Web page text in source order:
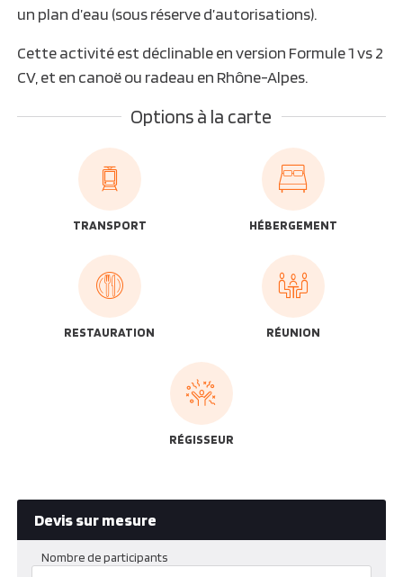
un plan d’eau (sous réserve d’autorisations).
Cette activité est déclinable en version Formule 1 vs 2
CV, et en canoë ou radeau en Rhône-Alpes.
Options à la carte
TRANSPORT HÉBERGEMENT
RESTAURATION RÉUNION
RÉGISSEUR
Devis sur mesure
Nombre de participants